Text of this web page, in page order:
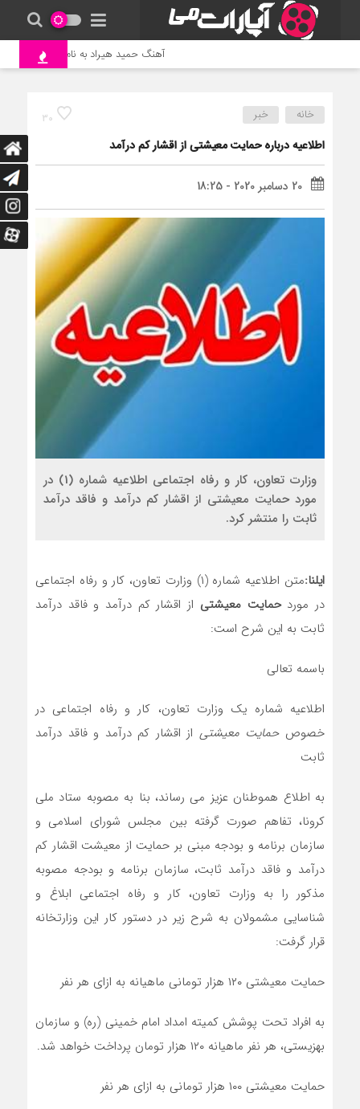
آهنگ حمید هیراد به نام وطن
30 خانه خبر
اطلاعیه درباره حمایت معیشتی از اقشار کم درآمد
20 دسامبر 2020 - 18:25
وزارت تعاون، کار و رفاه اجتماعی اطلاعیه شماره (1) در
مورد حمایت معیشتی از اقشار کم درآمد و فاقد درآمد
ثابت را منتشر کرد.
ایلنا:
متن اطلاعیه شماره (۱) وزارت تعاون، کار و رفاه اجتماعی
در موردحمایت معیشتی از اقشار کم درآمد و فاقد درآمد
ثابت به این شرح است:
باسمه تعالی
اطلاعیه شماره یک وزارت تعاون، کار و رفاه اجتماعی در
خصوصحمایت معیشتی از اقشار کم درآمد و فاقد درآمد
ثابت
به اطلاع هموطنان عزیز می رساند، بنا به مصوبه ستاد ملی
کرونا، تفاهم صورت گرفته بین مجلس شورای اسلامی و
سازمان برنامه و بودجه مبنی بر حمایت از معیشت اقشار کم
درآمد و فاقد درآمد ثابت، سازمان برنامه و بودجه مصوبه
مذکور را به وزارت تعاون، کار و رفاه اجتماعی ابلاغ و
شناسایی مشمولان به شرح زیر در دستور کار این وزارتخانه
قرار گرفت:
حمایت معیشتی ۱۲۰ هزار تومانی ماهیانه به ازای هر نفر
به افراد تحت پوشش کمیته امداد امام خمینی (ره) و سازمان
بهزیستی، هر نفر ماهیانه ۱۲۰ هزار تومان پرداخت خواهد شد.
حمایت معیشتی ۱۰۰ هزار تومانی به ازای هر نفر